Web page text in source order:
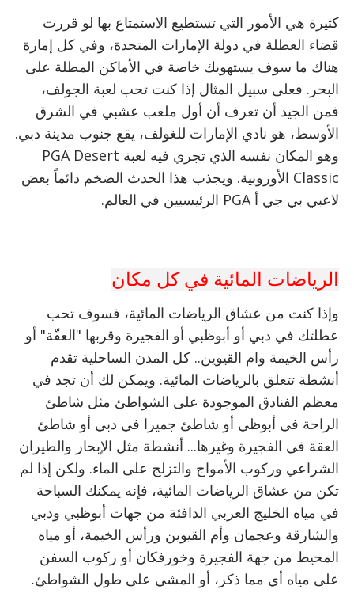
كثيرة هي الأمور التي تستطيع الاستمتاع بها لو قررت
قضاء العطلة في دولة الإمارات المتحدة، وفي كل إمارة
هناك ما سوف يستهويك خاصة في الأماكن المطلة على
البحر. فعلى سبيل المثال إذا كنت تحب لعبة الجولف،
فمن الجيد أن تعرف أن أول ملعب عشبي في الشرق
الأوسط، هو نادي الإمارات للغولف، يقع جنوب مدينة دبي.
وهو المكان نفسه الذي تجري فيه لعبة PGA Desert
Classic الأوروبية. ويجذب هذا الحدث الضخم دائماً بعض
لاعبي بي جي أ PGA الرئيسيين في العالم.
الرياضات المائية في كل مكان
وإذا كنت من عشاق الرياضات المائية، فسوف تحب
عطلتك في دبي أو أبوظبي أو الفجيرة وقربها "العقّة" أو
رأس الخيمة وام القيوين.. كل المدن الساحلية تقدم
أنشطة تتعلق بالرياضات المائية. ويمكن لك أن تجد في
معظم الفنادق الموجودة على الشواطئ مثل شاطئ
الراحة في أبوظي أو شاطئ جميرا في دبي أو شاطئ
العقة في الفجيرة وغيرها... أنشطة مثل الإبحار والطيران
الشراعي وركوب الأمواج والتزلج على الماء. ولكن إذا لم
تكن من عشاق الرياضات المائية، فإنه يمكنك السباحة
في مياه الخليج العربي الدافئة من جهات أبوظبي ودبي
والشارقة وعجمان وأم القيوين ورأس الخيمة، أو مياه
المحيط من جهة الفجيرة وخورفكان أو ركوب السفن
على مياه أي مما ذكر، أو المشي على طول الشواطئ.